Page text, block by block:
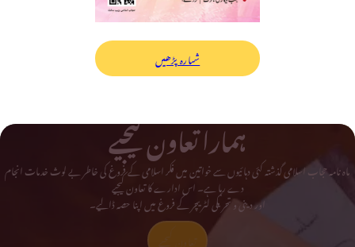
شمارہ پڑھیں
ہمارا تعاون کیجیے
ماہ نامہ حجاب اسلامی گذشتہ کئی دہائیوں سے خواتین میں فکر اسلامی کے فروغ کی خاطر بے لوث خدمات انجام
دے رہا ہے۔ اس ادارے کا تعاون کیجیے
اور دینی و تحریکی لٹریچر کے فروغ میں اپنا حصہ ڈالیے۔